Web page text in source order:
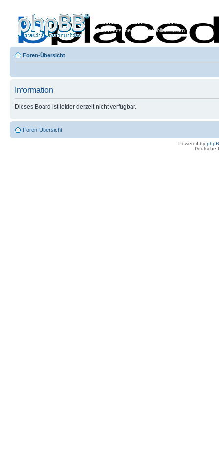
Econoline-Forum.de
Das Deutsche Ford Econoline Forum
Foren-Übersicht
Information
Dieses Board ist leider derzeit nicht verfügbar.
Foren-Übersicht
Powered by
Deutsche